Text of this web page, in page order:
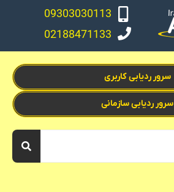
09303030113
02188471133
سرور ردیابی سازمانی
سرور ردیابی کاربری